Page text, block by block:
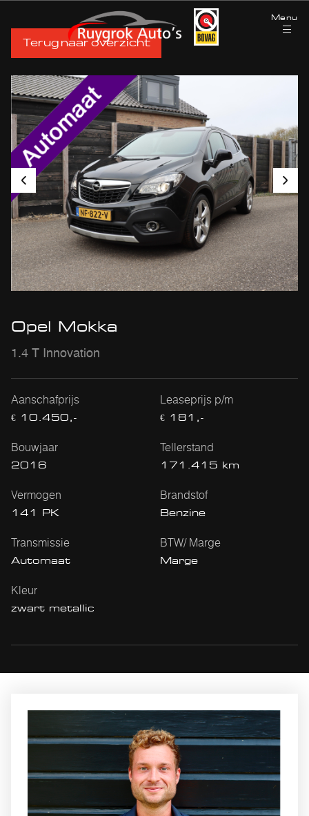
Menu
Terug naar overzicht
Opel Mokka
1.4 T Innovation
Aanschafprijs
€ 10.450,-
Leaseprijs p/m
€ 181,-
Bouwjaar
2016
Tellerstand
171.415 km
Vermogen
141 PK
Brandstof
Benzine
Transmissie
Automaat
BTW/ Marge
Marge
Kleur
zwart metallic